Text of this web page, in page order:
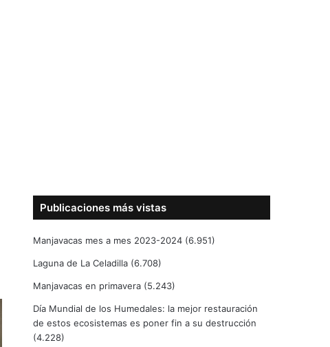
Publicaciones más vistas
Manjavacas mes a mes 2023-2024 (6.951)
Laguna de La Celadilla (6.708)
Manjavacas en primavera (5.243)
Día Mundial de los Humedales: la mejor restauración
de estos ecosistemas es poner fin a su destrucción
(4.228)